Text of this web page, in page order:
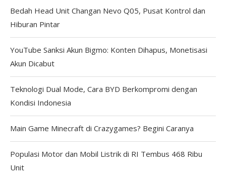
Bedah Head Unit Changan Nevo Q05, Pusat Kontrol dan
Hiburan Pintar
YouTube Sanksi Akun Bigmo: Konten Dihapus, Monetisasi
Akun Dicabut
Teknologi Dual Mode, Cara BYD Berkompromi dengan
Kondisi Indonesia
Main Game Minecraft di Crazygames? Begini Caranya
Populasi Motor dan Mobil Listrik di RI Tembus 468 Ribu
Unit